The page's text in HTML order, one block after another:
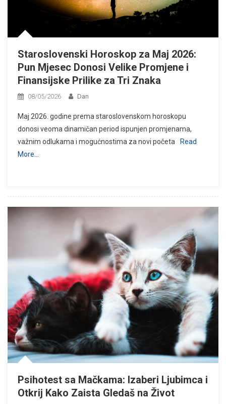
Staroslovenski Horoskop za Maj 2026:
Pun Mjesec Donosi Velike Promjene i
Finansijske Prilike za Tri Znaka
08/05/2026 Dan
Maj 2026. godine prema staroslovenskom horoskopu
donosi veoma dinamičan period ispunjen promjenama,
važnim odlukama i mogućnostima za novi početa
Read
More…
Psihotest sa Mačkama: Izaberi Ljubimca i
Otkrij Kako Zaista Gledaš na Život